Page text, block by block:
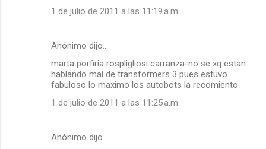
1 de julio de 2011 a las 11:19 a.m.
Anónimo dijo…
marta porfiria rospligliosi carranza-no se xq estan
hablando mal de transformers 3 pues estuvo
fabuloso lo maximo los autobots la recomiento
1 de julio de 2011 a las 11:25 a.m.
Anónimo dijo…